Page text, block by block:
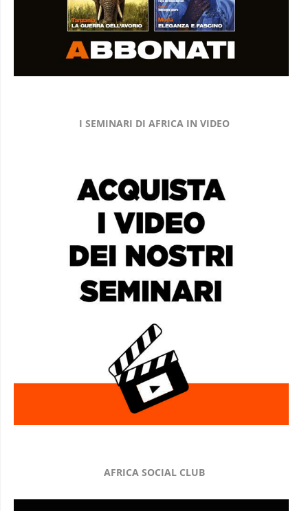
I SEMINARI DI AFRICA IN VIDEO
AFRICA SOCIAL CLUB